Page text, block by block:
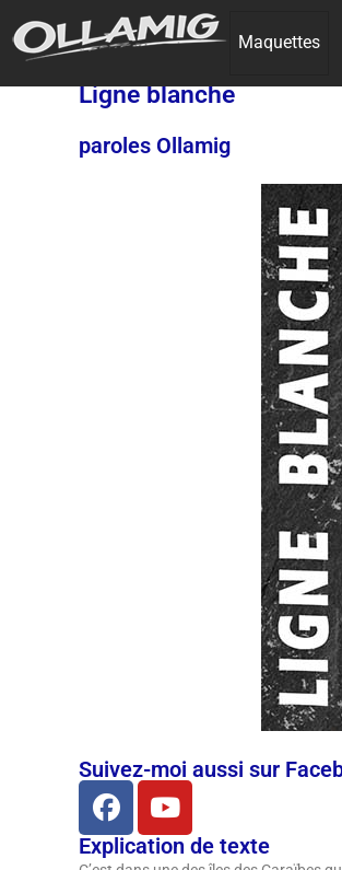
Maquettes
Ligne blanche
paroles Ollamig
Suivez-moi aussi sur
Explication de texte